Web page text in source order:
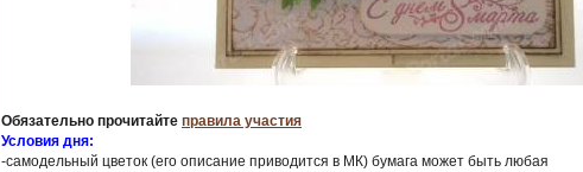
Обязательно прочитайте правила участия
Условия дня:
-самодельный цветок (его описание приводится в МК) бумага может быть любая